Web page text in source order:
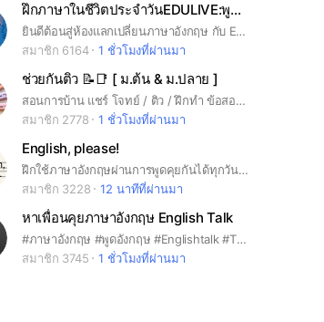
ฝึกภาษาในชีวิตประจำวันEDULIVE:พูดอังกฤษได้ไม่อายใคร
ยินดีต้อนสู่ห้องแลกเปลี่ยนภาษาอังกฤษ กับ EDULIVE เราจะแบ่งปันความรู้ภาษาอังกฤษตั้งแต่วัยเด็ก วันเรียน ไปจนถึงวัยทำงาน เพื่อให้เพื่อนๆ พี่ๆ น้องๆ ได้มาพัฒนาภาษาอังกฤษด้วยกันวันละนิด สะสมไปเรื่อยๆ ครับ และแนะนำ Application พัฒนาภาษาอังกฤษกันนะครับ *งดเว้นการคุยเรื่องการเมือง,การลงทุนโดยเด็ดขาด* พูดภาษาอังกฤษได้ไม่อายใคร ไปกับ EDULIVE สถาบันสอนภาษาอังกฤษออนไลน์แบบสดกับคุณครูชาวต่างชาติ
สมาชิก 6164
1 ชั่วโมงที่ผ่านมา
ช่วยกันติว 📝📑 [ ม.ต้น & ม.ปลาย ]
สอนการบ้าน แชร์ โจทย์ / ติว / ฝึกทำ ข้อสอบ วันละนิด วันละหน่อย รับรองเก่ง 👍 👉 ตอบคำถามก่อนเข้าห้องค่ะ 👈
สมาชิก 2778
1 ชั่วโมงที่ผ่านมา
English, please!
ฝึกใช้ภาษาอังกฤษผ่านการพูดคุยกันได้ทุกวันฟรี! เรียนภาษาต้องไม่กลัวผิด English, please.
สมาชิก 3228
12 นาทีที่ผ่านมา
หาเพื่อนคุยภาษาอังกฤษ English Talk
#ภาษาอังกฤษ #พูดอังกฤษ #Englishtalk #Thailand #หาเพื่อนคุย #ฝึกภาษา #nocost #notpey #Free #Communication #medical #travel #Bangkok #park #restaurant #pharmacy #police #Rent #passport #office #toure
สมาชิก 3745
1 ชั่วโมงที่ผ่านมา